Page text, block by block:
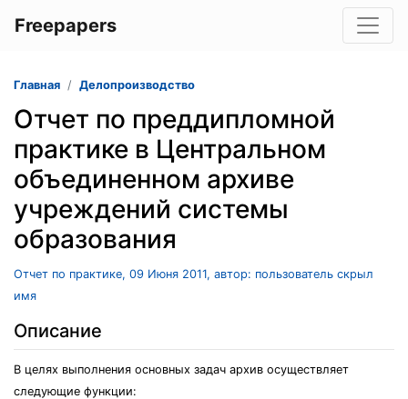
Freepapers
Главная Делопроизводство
Отчет по преддипломной
практике в Центральном
объединенном архиве
учреждений системы
образования
Отчет по практике, 09 Июня 2011, автор: пользователь скрыл
имя
Описание
В целях выполнения основных задач архив осуществляет
следующие функции: